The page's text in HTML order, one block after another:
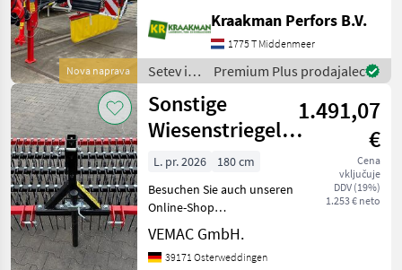
Nova naprava
Unit: Stuk License Plate:
LRZ-67-F Top 882 C
werkbreedte 7.7 - 8.8 meter
540 toere
Kraakman Perfors B.V.
1775 T Middenmeer
Setev in
nega /
Sonstige
Premium Plus prodajalec
Sonstige
Wiesenstriegel
180cm Striegel
Rasenstriegel
Trak
1.491,07
€
Cena
vključuje
DDV (19%)
1.253 € neto
L. pr. 2026
180 cm
Besuchen Sie auch unseren
Online-Shop
www.traktorshop24. com
Preis inklusive gesetzlich
gültiger MwSt.
VEMAC GmbH.
39171 Osterweddingen